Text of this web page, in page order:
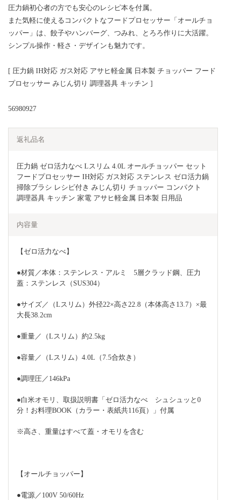
圧力鍋初心者の方でも安心のレシピ本を付属。
また気軽に使えるコンパクトなフードプロセッサー「オールチョ
ッパー」は、餃子やハンバーグ、つみれ、とろろ作りに大活躍。
シンプル操作・軽さ・デザインも魅力です。
[ 圧力鍋 IH対応 ガス対応 アサヒ軽金属 日本製 チョッパー フード
プロセッサー みじん切り 調理器具 キッチン ]
56980927
返礼品名
圧力鍋 ゼロ活力なべ Lスリム 4.0L オールチョッパー セット
フードプロセッサー IH対応 ガス対応 ステンレス ゼロ活力鍋
掃除ブラシ レシピ付き みじん切り チョッパー コンパクト
調理器具 キッチン 家電 アサヒ軽金属 日本製 日用品
内容量
【ゼロ活力なべ】
●材質／本体：ステンレス・アルミ　5層クラッド鋼、圧力
蓋：ステンレス（SUS304）
●サイズ／（Lスリム）外径22×高さ22.8（本体高さ13.7）×最
大長38.2cm
●重量／（Lスリム）約2.5kg
●容量／（Lスリム）4.0L（7.5合炊き）
●調理圧／146kPa
●白米オモリ、取扱説明書「ゼロ活力なべ　シュシュッと0
分！お料理BOOK（カラー・表紙共116頁）」付属
※高さ、重量はすべて蓋・オモリを含む
【オールチョッパー】
●電源／100V 50/60Hz